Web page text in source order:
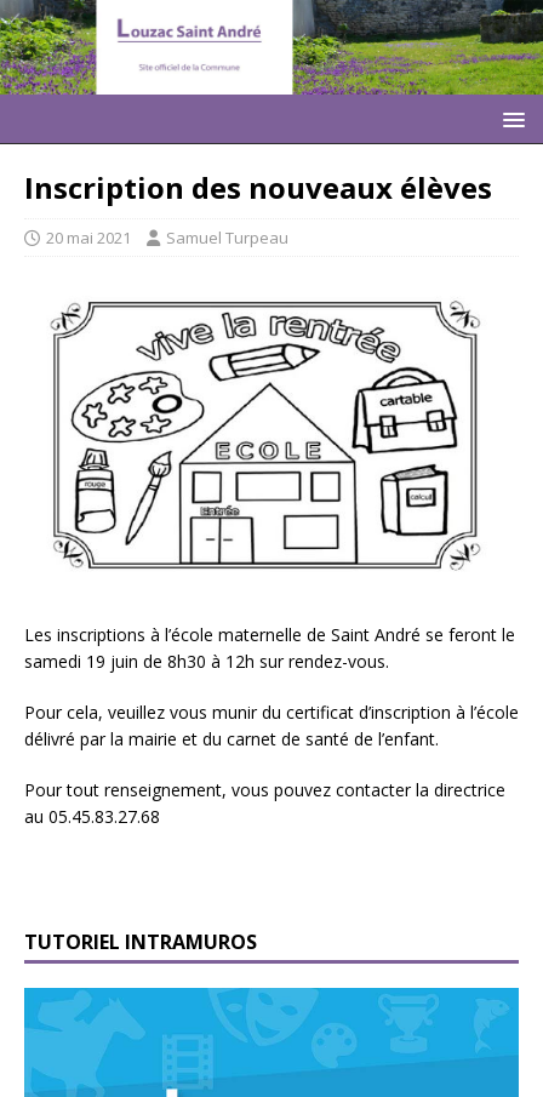
Inscription des nouveaux élèves
20 mai 2021 Samuel Turpeau
Les inscriptions à l’école maternelle de Saint André se feront le
samedi 19 juin de 8h30 à 12h sur rendez-vous.
Pour cela, veuillez vous munir du certificat d’inscription à l’école
délivré par la mairie et du carnet de santé de l’enfant.
Pour tout renseignement, vous pouvez contacter la directrice
au 05.45.83.27.68
TUTORIEL INTRAMUROS